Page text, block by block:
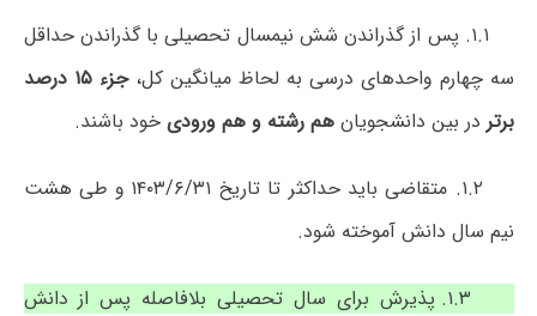
۱.۱. پس از گذراندن شش نیمسال تحصیلی با گذراندن حداقل
سه چهارم واحدهای درسی به لحاظ میانگین کل، جزء ۱۵ درصد
برتر در بین دانشجویانهم رشته و هم ورودی خود باشند.
۱.۲. متقاضی باید حداکثر تا تاریخ ۱۴۰۳/۶/۳۱ و طی هشت
نیم سال دانش آموخته شود.
۱.۳. پذیرش برای سال تحصیلی بلافاصله پس از دانش